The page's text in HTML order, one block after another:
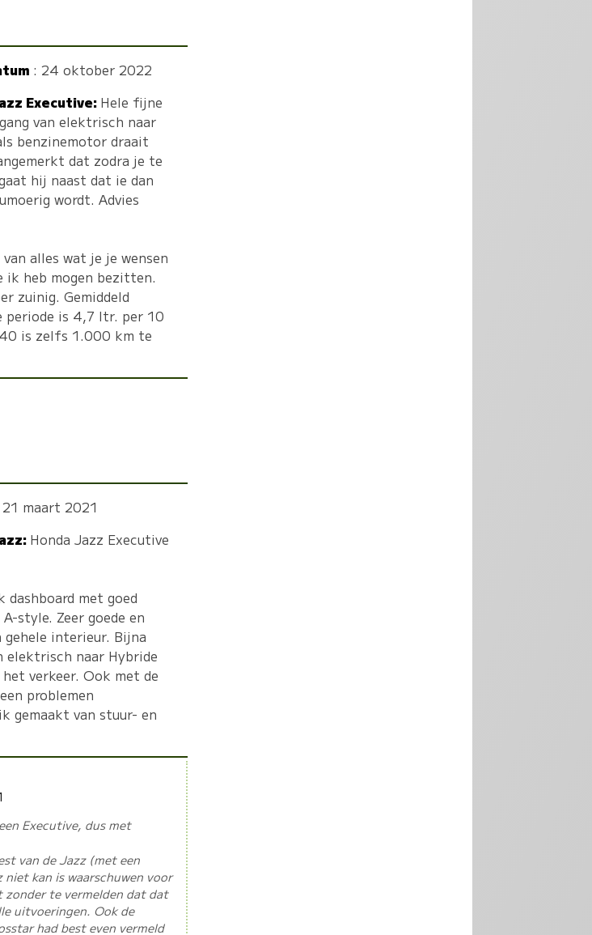
: 24 oktober 2022
Executive: Hele fijne
van elektrisch naar
benzinemotor draait
dat zodra je te
hij naast dat ie dan
wordt. Advies
alles wat je je wensen
heb mogen bezitten.
zuinig. Gemiddeld
periode is 4,7 ltr. per 10
is zelfs 1.000 km te
maart 2021
Honda Jazz Executive
met goed
style. Zeer goede en
interieur. Bijna
elektrisch naar Hybride
verkeer. Ook met de
problemen
gemaakt van stuur- en
Executive, dus met
van de Jazz (met een
kan is waarschuwen voor
zonder te vermelden dat dat
uitvoeringen. Ook de
had best even vermeld